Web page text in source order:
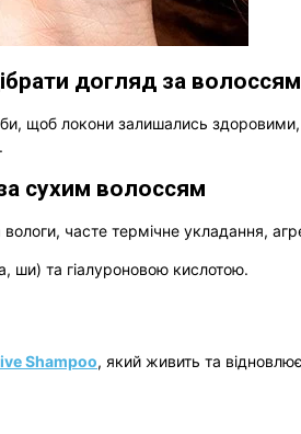
догляд за
щоб локони залишались
сухим волоссям
часте термічне укладання,
ши) та гіалуроновою кислотою.
Shampoo, який живить та